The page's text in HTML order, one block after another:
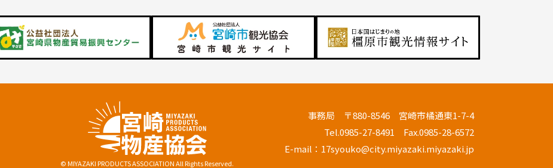
© MIYAZAKI PRODUCTS ASSOCIATION All Rights Reserved.
事務局 〒880-8546 宮崎市橘通東1-7-4
Tel.0985-27-8491 Fax.0985-28-6572
E-mail：17syouko@city.miyazaki.miyazaki.jp